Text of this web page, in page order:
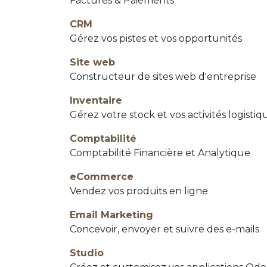
CRM
Gérez vos pistes et vos opportunités
Site web
Constructeur de sites web d'entreprise
Inventaire
Gérez votre stock et vos activités
Comptabilité
Comptabilité Financière et Analytique
eCommerce
Vendez vos produits en ligne
Email Marketing
Concevoir, envoyer et suivre des e-mails
Studio